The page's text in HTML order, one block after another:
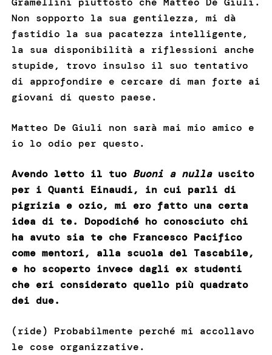
Non sopporto la sua gentilezza, mi dà
fastidio la sua pacatezza intelligente,
la sua disponibilità a riflessioni anche
stupide, trovo insulso il suo tentativo
di approfondire e cercare di man forte ai
giovani di questo paese.
Matteo De Giuli non sarà mai mio amico e
io lo odio per questo.
Avendo letto il tuo Buoni a nullauscito
per i Quanti Einaudi, in cui parli di
pigrizia e ozio, mi ero fatto una certa
idea di te. Dopodiché ho conosciuto chi
ha avuto sia te che Francesco Pacifico
come mentori, alla scuola del Tascabile,
e ho scoperto invece dagli ex studenti
che eri considerato quello più quadrato
dei due.
(ride) Probabilmente perché mi accollavo
le cose organizzative.